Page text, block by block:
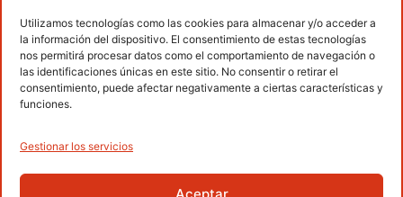
Utilizamos tecnologías como las cookies para almacenar y/o acceder a
la información del dispositivo. El consentimiento de estas tecnologías
nos permitirá procesar datos como el comportamiento de navegación o
las identificaciones únicas en este sitio. No consentir o retirar el
consentimiento, puede afectar negativamente a ciertas características y
funciones.
Gestionar los servicios
Aceptar
autonómicas
Clubes
Contacto
Escalada
Escalada
paralimpica
Marcha
Nórdica
Raquetas de
nieve
934 264 267